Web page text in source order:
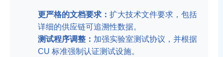
更严格的文档要求： 扩大技术文件要求，包括
详细的供应链可追溯性数据。
测试程序调整： 加强实验室测试协议，并根据
CU 标准强制认证测试设施。